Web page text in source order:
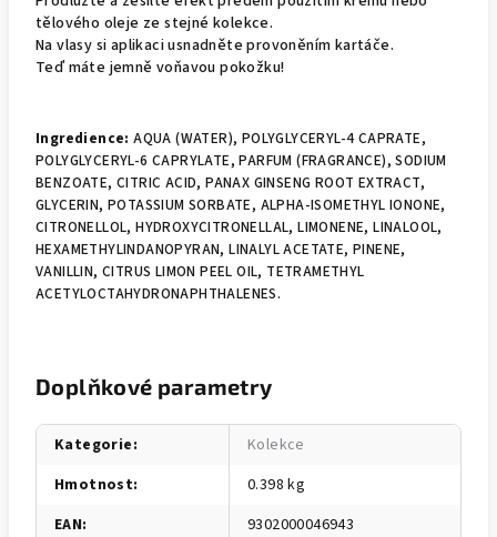
tělového oleje ze stejné kolekce.
Na vlasy si aplikaci usnadněte provoněním kartáče.
Teď máte jemně voňavou pokožku!
Ingredience:AQUA (WATER), POLYGLYCERYL-4 CAPRATE,
POLYGLYCERYL-6 CAPRYLATE, PARFUM (FRAGRANCE), SODIUM
BENZOATE, CITRIC ACID, PANAX GINSENG ROOT EXTRACT,
GLYCERIN, POTASSIUM SORBATE, ALPHA-ISOMETHYL IONONE,
CITRONELLOL, HYDROXYCITRONELLAL, LIMONENE, LINALOOL,
HEXAMETHYLINDANOPYRAN, LINALYL ACETATE, PINENE,
VANILLIN, CITRUS LIMON PEEL OIL, TETRAMETHYL
ACETYLOCTAHYDRONAPHTHALENES.
Doplňkové parametry
Kategorie:
Kolekce
Hmotnost:
0.398 kg
EAN: 9302000046943